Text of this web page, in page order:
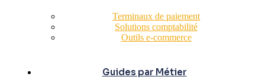
Terminaux de paiement
Solutions comptabilité
Outils e-commerce
Guides par Métier